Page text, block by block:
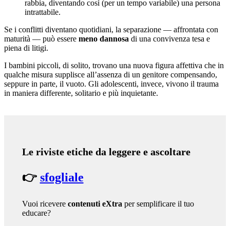
rabbia, diventando così (per un tempo variabile) una persona
intrattabile.
Se i conflitti diventano quotidiani, la separazione — affrontata con
maturità — può essere meno dannosa di una convivenza tesa e
piena di litigi.
I bambini piccoli, di solito, trovano una nuova figura affettiva che in
qualche misura supplisce all’assenza di un genitore compensando,
seppure in parte, il vuoto. Gli adolescenti, invece, vivono il trauma
in maniera differente, solitario e più inquietante.
Le riviste etiche da leggere e ascoltare
👉 sfogliale
Vuoi ricevere contenuti eXtra per semplificare il tuo
educare?